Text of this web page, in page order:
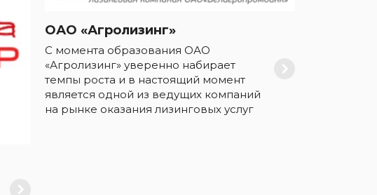
ОАО «Агролизинг»
С момента образования ОАО
«Агролизинг» уверенно набирает
темпы роста и в настоящий момент
является одной из ведущих компаний
на рынке оказания лизинговых услуг